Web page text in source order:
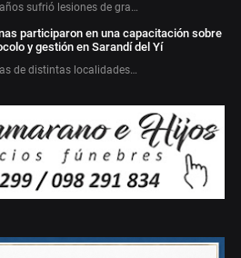
sufrió lesiones de gra…
participaron en una capacitación sobre
y gestión en Sarandí del Yí
de distintas localidades…